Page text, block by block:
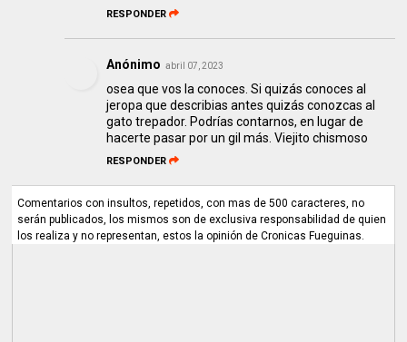
RESPONDER
Anónimo abril 07, 2023
osea que vos la conoces. Si quizás conoces al
jeropa que describias antes quizás conozcas al
gato trepador. Podrías contarnos, en lugar de
hacerte pasar por un gil más. Viejito chismoso
RESPONDER
Comentarios con insultos, repetidos, con mas de 500 caracteres, no
serán publicados, los mismos son de exclusiva responsabilidad de quien
los realiza y no representan, estos la opinión de Cronicas Fueguinas.